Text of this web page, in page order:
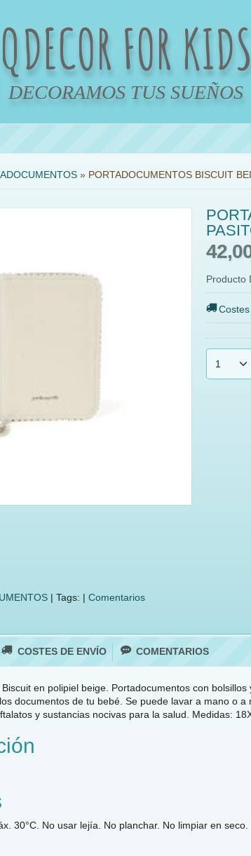
QDECOR FOR KIDS
DECORAMOS TUS SUEÑOS
» PORTADOCUMENTOS BISCUIT
Producto
| Tags: | Comentarios
COSTES DE ENVÍO COMENTARIOS
en polipiel beige. Portadocumentos con
documentos de tu bebé. Se puede lavar a mano o
y sustancias nocivas para la salud. Medidas:
30°C. No usar lejía. No planchar. No limpiar en